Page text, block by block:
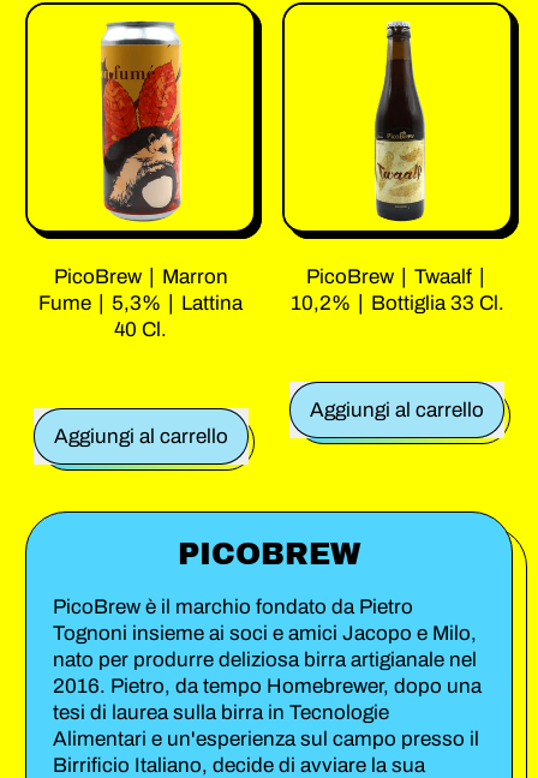
PicoBrew ∣ Marron
Fume ∣ 5,3% ∣ Lattina
40 Cl.
Prezzo normale
Aggiungi al carrello
,
Marron
∣
5,3%
∣
Lattina
40
Cl.
PicoBrew ∣ Twaalf ∣
10,2% ∣ Bottiglia 33 Cl.
Prezzo normale
Aggiungi al carrello
,
∣
Bottiglia
33
Cl.
PICOBREW
PicoBrew è il marchio fondato da Pietro
Tognoni insieme ai soci e amici Jacopo e Milo,
nato per produrre deliziosa birra artigianale nel
2016. Pietro, da tempo Homebrewer, dopo una
tesi di laurea sulla birra in Tecnologie
Alimentari e un'esperienza sul campo presso il
Birrificio Italiano, decide di avviare la sua